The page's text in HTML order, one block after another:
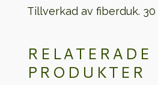
Tillverkad av fiberduk.
RELATERADE
PRODUKTER